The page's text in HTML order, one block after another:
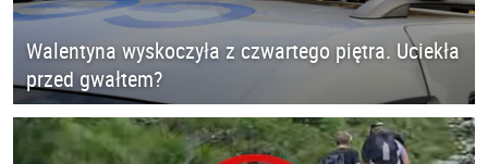
Walentyna wyskoczyła z czwartego piętra. Uciekła
przed gwałtem?